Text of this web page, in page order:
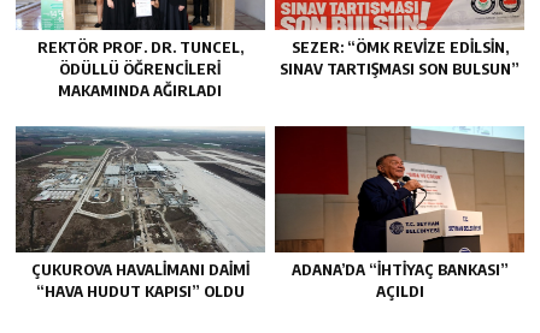
REKTÖR PROF. DR. TUNCEL,
ÖDÜLLÜ ÖĞRENCİLERİ
MAKAMINDA AĞIRLADI
SEZER: “ÖMK REVİZE EDİLSİN,
SINAV TARTIŞMASI SON BULSUN”
ÇUKUROVA HAVALİMANI DAİMİ
“HAVA HUDUT KAPISI” OLDU
ADANA’DA “İHTİYAÇ BANKASI”
AÇILDI